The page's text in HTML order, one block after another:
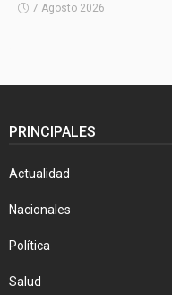
7 Agosto 2026
PRINCIPALES
Actualidad
Nacionales
Política
Salud